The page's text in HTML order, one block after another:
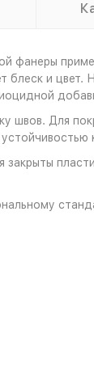
фанеры
и
Для